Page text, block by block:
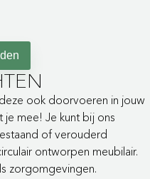
ook doorvoeren in jouw
je mee! Je kunt bij ons
of verouderd
ontworpen meubilair.
zorgomgevingen.